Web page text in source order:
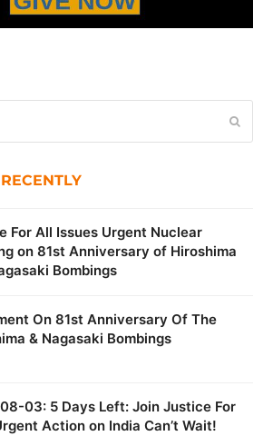
For All Issues Urgent Nuclear
on 81st Anniversary of Hiroshima
Bombings
On 81st Anniversary Of The
& Nagasaki Bombings
03: 5 Days Left: Join Justice For
Action on India Can’t Wait!